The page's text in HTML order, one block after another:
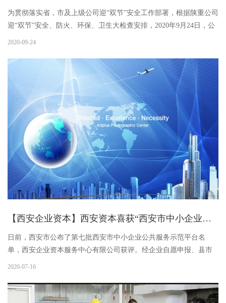
为贯彻落实省，市及上级公司迎“双节”安全工作部署，根据陕重公司
迎“双节”安全、防火、环保、卫生大检查安排，2020年9月24日，公
司副总经理冯一民，安全环保总监兼安全设备部部长高旭安二位同
三环-阿房一路钢结构立交桥施工工地安全防火检查情况：进入工作
区域的安全警示标识醒目规范。对不规范的形为，现场督促整改。
整改后的施工工地的作业区域，非作业区域，物品临时堆放区域等
安全界限明晰，整洁通畅。二、天台六路钢结构桥梁施工工地安全
防火检查情况：钢桥支...
2020-09-24
【西安企业资本】西安资本喜获“西安市中小企业公共服务示范平台”认定
日前，西安市公布了第七批西安市中小企业公共服务示范平台名
单，西安企业资本服务中心有限公司获评。经企业自愿申报、县市
共服务示范平台。西安市工信局在市工信发〔2020〕136号文指出，
被认定的“西安市中小企业公共服务示范平台”，要不断完善服务功
2020-07-16